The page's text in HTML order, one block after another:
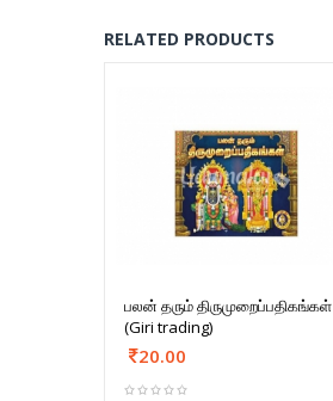
RELATED PRODUCTS
பலன் தரும் திருமுறைப்பதிகங்கள்
(Giri trading)
20.00